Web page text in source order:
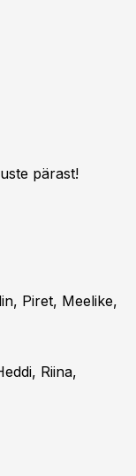
pärast!
Piret, Meelike,
Riina,